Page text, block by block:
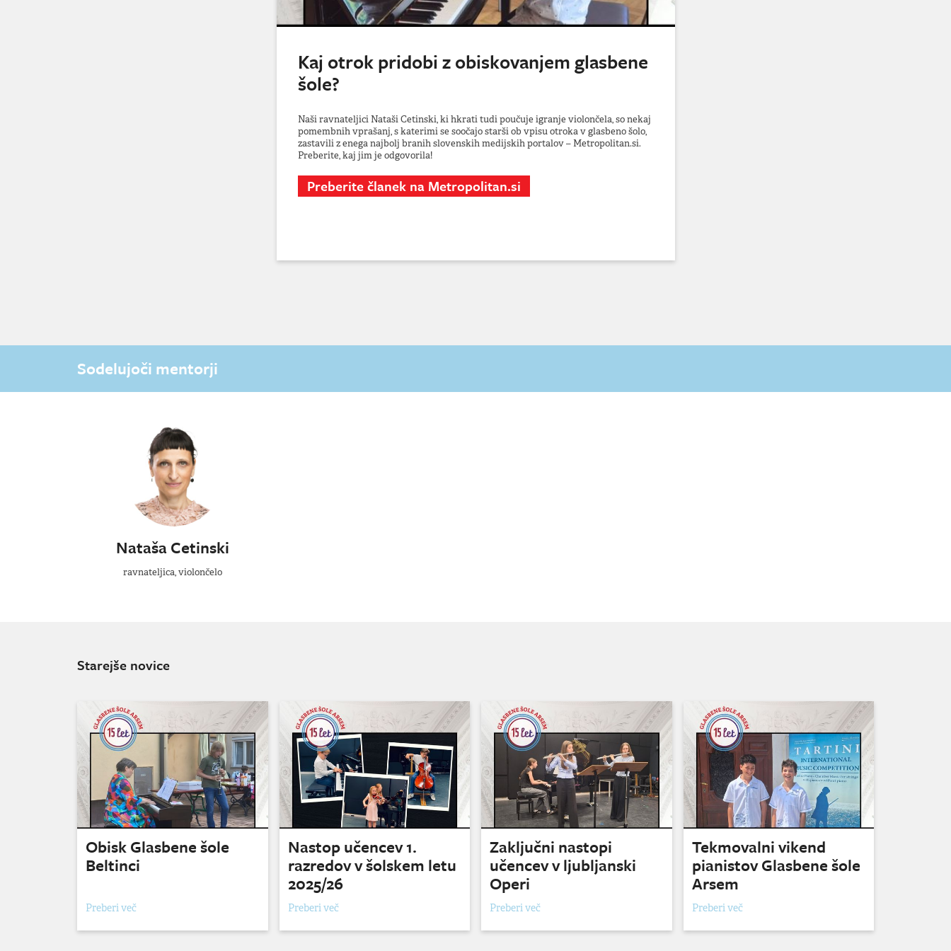
Kaj otrok pridobi z obiskovanjem glasbene
šole?
Naši ravnateljici Nataši Cetinski, ki hkrati tudi poučuje igranje violončela, so nekaj
pomembnih vprašanj, s katerimi se soočajo starši ob vpisu otroka v glasbeno šolo,
zastavili z enega najbolj branih slovenskih medijskih portalov – Metropolitan.si.
Preberite, kaj jim je odgovorila!
Preberite članek na Metropolitan.si
Sodelujoči mentorji
Nataša Cetinski
ravnateljica, violončelo
Starejše novice
Obisk Glasbene šole
Beltinci
Preberi več
Nastop učencev 1.
razredov v šolskem letu
2025/26
Preberi več
Zaključni nastopi
učencev v ljubljanski
Operi
Preberi več
Tekmovalni vikend
pianistov Glasbene šole
Arsem
Preberi več